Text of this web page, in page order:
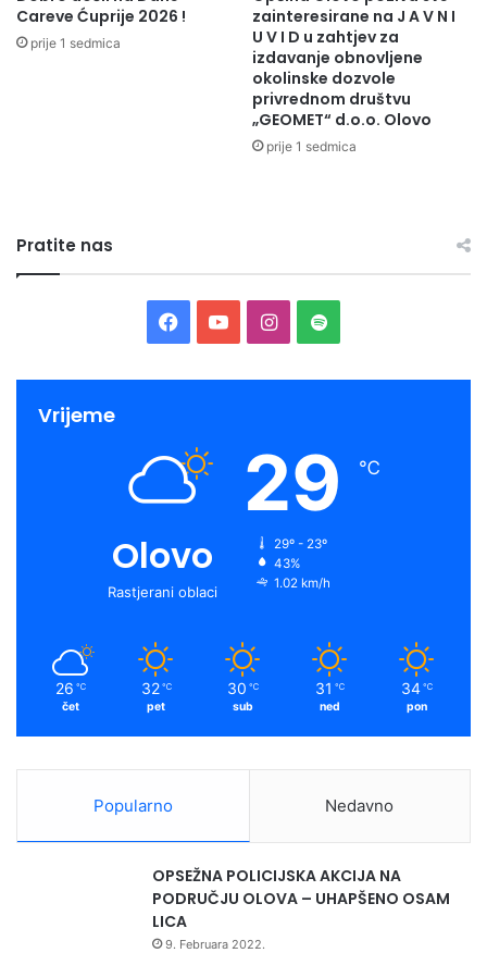
Careve Ćuprije 2026 !
prije 1 sedmica
zainteresirane na J A V N I
U V I D u zahtjev za
izdavanje obnovljene
okolinske dozvole
privrednom društvu
„GEOMET“ d.o.o. Olovo
prije 1 sedmica
Pratite nas
Facebook
YouTubeInstagram
Spotify
Vrijeme
Olovo
Rastjerani oblaci
29 ℃
29º - 23º
43%
1.02 km/h
26 ℃
čet
32 ℃
pet
30 ℃
sub
31 ℃
ned
34 ℃
pon
Popularno Nedavno
OPSEŽNA POLICIJSKA AKCIJA NA
PODRUČJU OLOVA – UHAPŠENO OSAM
LICA
9. Februara 2022.